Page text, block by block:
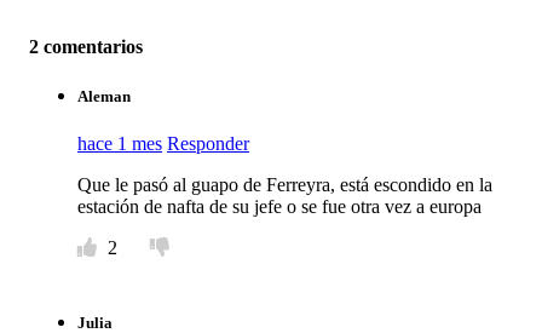
2 comentarios
Aleman
hace 1 mes Responder
Que le pasó al guapo de Ferreyra, está escondido en la
estación de nafta de su jefe o se fue otra vez a europa
2
Julia